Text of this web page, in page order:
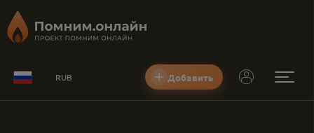
RUB Добавить